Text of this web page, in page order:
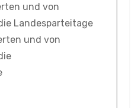
und von
Landesparteitage
und von